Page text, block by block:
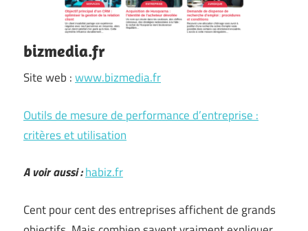
bizmedia.fr
Site web :www.bizmedia.fr
Outils de mesure de performance d’entreprise :
critères et utilisation
A voir aussi :habiz.fr
Cent pour cent des entreprises affichent de grands